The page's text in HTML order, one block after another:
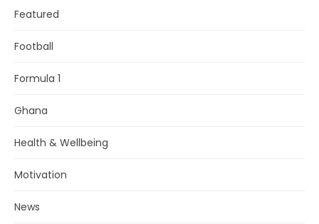
Featured
Football
Formula 1
Ghana
Health & Wellbeing
Motivation
News